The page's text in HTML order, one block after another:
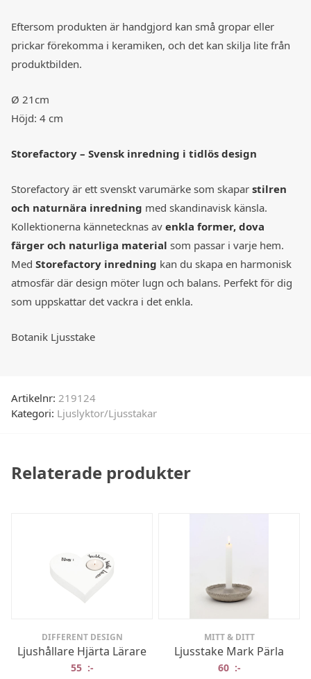
Eftersom produkten är handgjord kan små gropar eller
prickar förekomma i keramiken, och det kan skilja lite från
produktbilden.
Ø 21cm
Höjd: 4 cm
Storefactory – Svensk inredning i tidlös design
Storefactory är ett svenskt varumärke som skapar stilren
och naturnära inredning med skandinavisk känsla.
Kollektionerna kännetecknas av enkla former, dova
färger och naturliga material som passar i varje hem.
Med Storefactory inredning kan du skapa en harmonisk
atmosfär där design möter lugn och balans. Perfekt för dig
som uppskattar det vackra i det enkla.
Botanik Ljusstake
Artikelnr: 219124
Kategori: Ljuslyktor/Ljusstakar
Relaterade produkter
DIFFERENT DESIGN
Ljushållare Hjärta Lärare
55 :-
MITT & DITT
Ljusstake Mark Pärla
60 :-